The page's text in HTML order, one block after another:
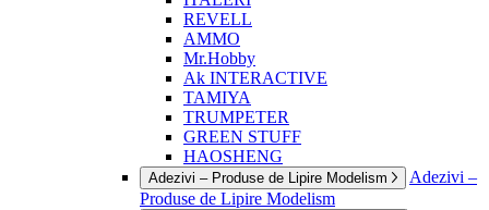
REVELL
AMMO
Mr.Hobby
Ak INTERACTIVE
TAMIYA
TRUMPETER
GREEN STUFF
HAOSHENG
Adezivi – Produse de Lipire Modelism
Adezivi –
Produse de Lipire Modelism